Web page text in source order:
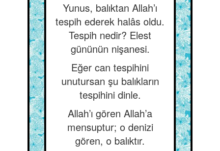
Yunus, balıktan Allah’ı
tespih ederek halâs oldu.
Tespih nedir? Elest
gününün nişanesi.
Eğer can tespihini
unutursan şu balıkların
tespihini dinle.
Allah’ı gören Allah’a
mensuptur; o denizi
gören, o balıktır.